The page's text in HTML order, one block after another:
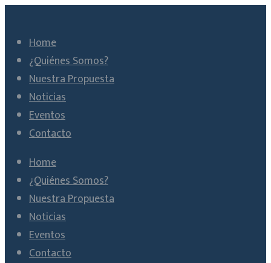
Home
¿Quiénes Somos?
Nuestra Propuesta
Noticias
Eventos
Contacto
Home
¿Quiénes Somos?
Nuestra Propuesta
Noticias
Eventos
Contacto